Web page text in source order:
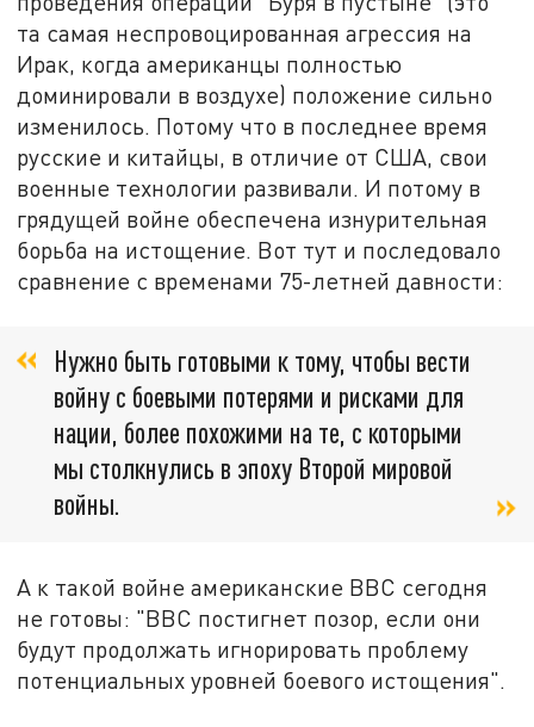
та самая неспровоцированная агрессия на
Ирак, когда американцы полностью
доминировали в воздухе) положение сильно
изменилось. Потому что в последнее время
русские и китайцы, в отличие от США, свои
военные технологии развивали. И потому в
грядущей войне обеспечена изнурительная
борьба на истощение. Вот тут и последовало
сравнение с временами 75-летней давности:
Нужно быть готовыми к тому, чтобы вести
войну с боевыми потерями и рисками для
нации, более похожими на те, с которыми
мы столкнулись в эпоху Второй мировой
войны.
А к такой войне американские ВВС сегодня
не готовы: "ВВС постигнет позор, если они
будут продолжать игнорировать проблему
потенциальных уровней боевого истощения".